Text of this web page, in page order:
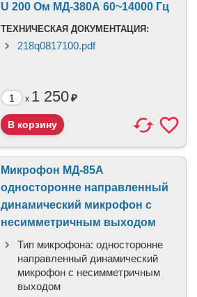
U 200 Ом МД-380А 60~14000 Гц
ТЕХНИЧЕСКАЯ ДОКУМЕНТАЦИЯ:
218q0817100.pdf
x 1 250₽
Микрофон МД-85А
односторонне направленный
динамический микрофон с
несимметричным выходом
Тип микрофона: односторонне
направленный динамический
микрофон с несимметричным
выходом